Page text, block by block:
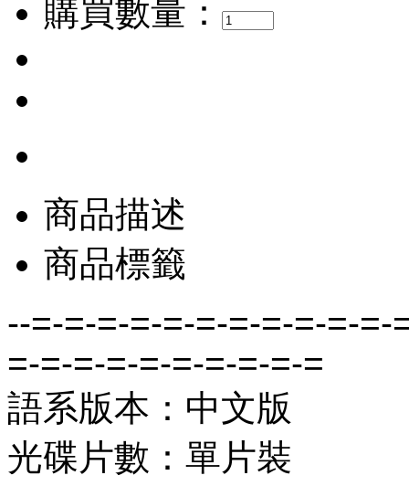
購買數量：
商品描述
商品標籤
--=-=-=-=-=-=-=-=-=-=-
=-=-=-=-=-=-=-=-=-=
語系版本：中文版
光碟片數：單片裝